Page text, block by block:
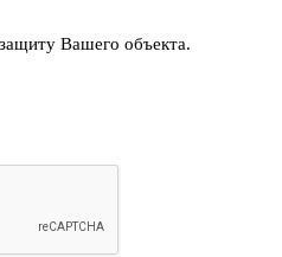
Вашего объекта.